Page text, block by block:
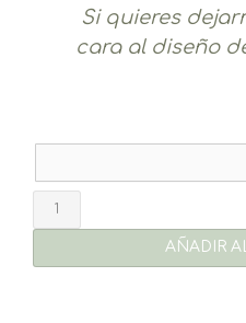
Si quieres
cara al diseño
Tabla
Recompensa
-
AÑADIR